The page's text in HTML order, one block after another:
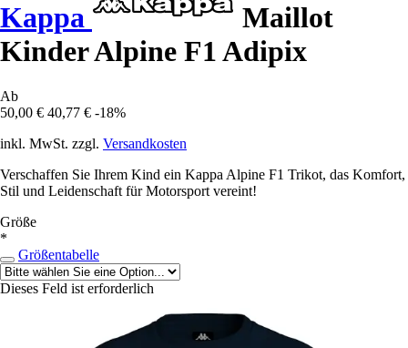
Kappa
Maillot
Kinder Alpine F1 Adipix
Ab
50,00 € 40,77 € -18%
inkl. MwSt. zzgl. Versandkosten
Verschaffen Sie Ihrem Kind ein Kappa Alpine F1 Trikot, das Komfort,
Stil und Leidenschaft für Motorsport vereint!
Größe
*
Größentabelle
Dieses Feld ist erforderlich